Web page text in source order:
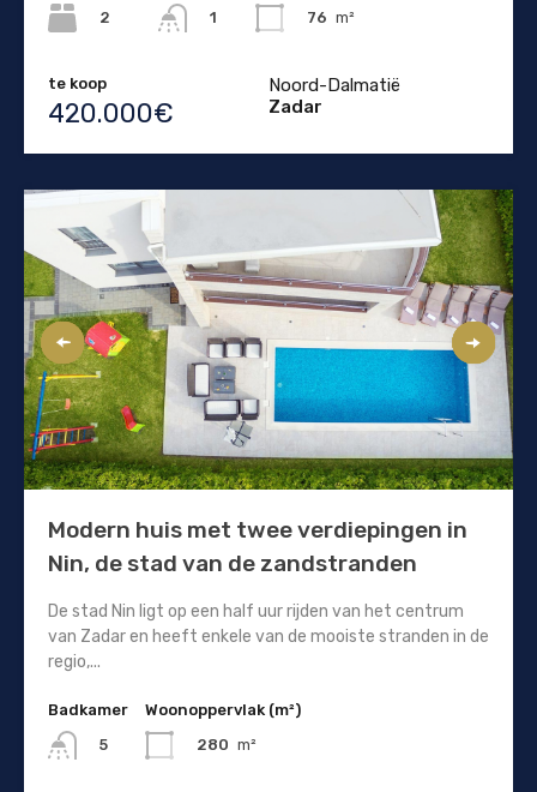
2
1
76 m²
te koop
420.000€
Noord-Dalmatië
Zadar
Modern huis met twee verdiepingen in
Nin, de stad van de zandstranden
De stad Nin ligt op een half uur rijden van het centrum
van Zadar en heeft enkele van de mooiste stranden in de
regio,...
Badkamer
5
Woonoppervlak (m²)
280 m²